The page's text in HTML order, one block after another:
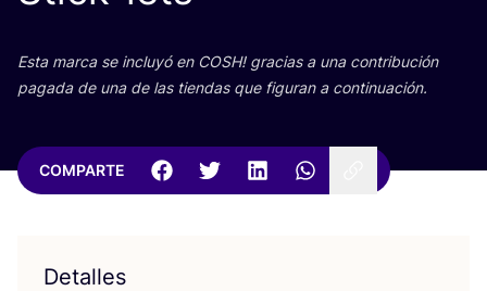
Esta mar­ca se inclu­yó en COSH! gra­cias a una con­tri­bu­ción
paga­da de una de las tien­das que figu­ran a continuación.
COMPARTE
Detalles